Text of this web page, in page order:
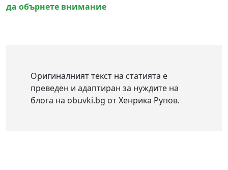
да обърнете внимание
Оригиналният текст на статията е
преведен и адаптиран за нуждите на
блога на obuvki.bg от Хенрика Рупов.